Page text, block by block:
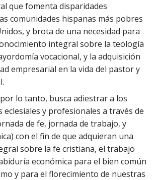
que fomenta disparidades
comunidades hispanas más pobres
y brota de una necesidad para
integral sobre la teología
vocacional, y la adquisición
empresarial en la vida del pastor y
lo tanto, busca adiestrar a los
eclesiales y profesionales a través de
de fe, jornada de trabajo, y
con el fin de que adquieran una
sobre la fe cristiana, el trabajo
económica para el bien común
y para el florecimiento de nuestras